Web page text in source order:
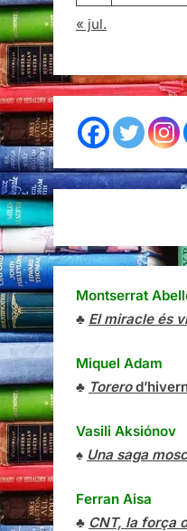
« jul.
Montserrat
♣ El miracle és
Miquel Adam
♣ Torero
Vasili Aksiónov
♠ Una saga
Ferran Aisa
♣ CNT, la força